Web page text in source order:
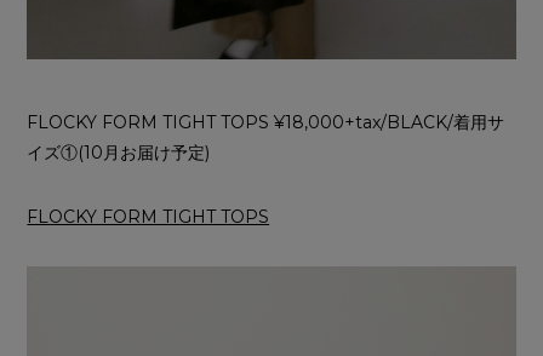
FLOCKY FORM TIGHT TOPS ¥18,000+tax/BLACK/着用サ
イズ①(10月お届け予定)
FLOCKY FORM TIGHT TOPS